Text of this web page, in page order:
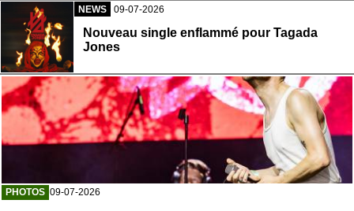
NEWS 09-07-2026
Nouveau single enflammé pour Tagada
Jones
PHOTOS 09-07-2026